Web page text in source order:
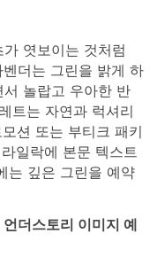
엿보이는 것처럼
더는 그린을 밝게 하
놀랍고 우아한 반
트는 자연과 럭셔리
션 또는 부티크 패키
일락에 본문 텍스트
는 깊은 그린을 예약
더스토리 이미지 예